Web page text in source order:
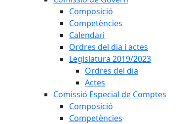
Composició
Competències
Calendari
Ordres del dia i actes
Legislatura 2019/2023
Ordres del dia
Actes
Comissió Especial de Comptes
Composició
Competències